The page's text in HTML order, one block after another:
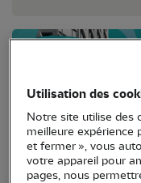
Utilisation des
Notre site utilise des
meilleure expérience
et fermer », vous
votre appareil pour
pages, nous